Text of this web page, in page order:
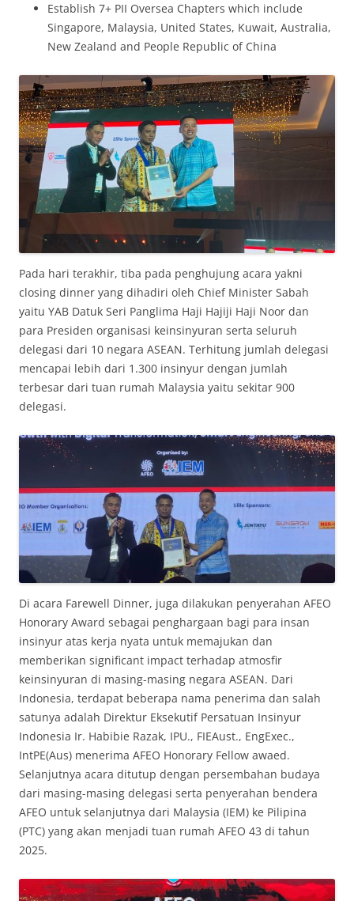
Establish 7+ PII Oversea Chapters which include
Singapore, Malaysia, United States, Kuwait, Australia,
New Zealand and People Republic of China
Pada hari terakhir, tiba pada penghujung acara yakni
closing dinner yang dihadiri oleh Chief Minister Sabah
yaitu YAB Datuk Seri Panglima Haji Hajiji Haji Noor dan
para Presiden organisasi keinsinyuran serta seluruh
delegasi dari 10 negara ASEAN. Terhitung jumlah delegasi
mencapai lebih dari 1.300 insinyur dengan jumlah
terbesar dari tuan rumah Malaysia yaitu sekitar 900
delegasi.
Di acara Farewell Dinner, juga dilakukan penyerahan AFEO
Honorary Award sebagai penghargaan bagi para insan
insinyur atas kerja nyata untuk memajukan dan
memberikan significant impact terhadap atmosfir
keinsinyuran di masing-masing negara ASEAN. Dari
Indonesia, terdapat beberapa nama penerima dan salah
satunya adalah Direktur Eksekutif Persatuan Insinyur
Indonesia Ir. Habibie Razak, IPU., FIEAust., EngExec.,
IntPE(Aus) menerima AFEO Honorary Fellow awaed.
Selanjutnya acara ditutup dengan persembahan budaya
dari masing-masing delegasi serta penyerahan bendera
AFEO untuk selanjutnya dari Malaysia (IEM) ke Pilipina
(PTC) yang akan menjadi tuan rumah AFEO 43 di tahun
2025.